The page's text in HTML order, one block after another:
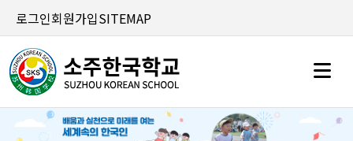
로그인회원가입SITEMAP